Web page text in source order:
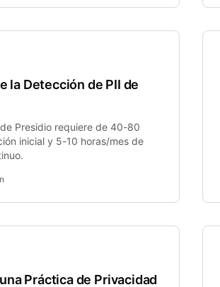
la Detección de PII de
Presidio requiere de 40-80
inicial y 5-10 horas/mes de
Práctica de Privacidad